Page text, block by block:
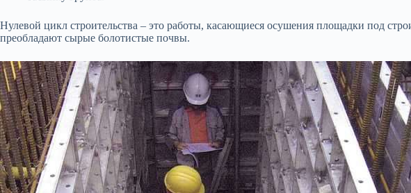
Нулевой цикл строительства – это работы, касающиеся осушения площадки под
преобладают сырые болотистые почвы.